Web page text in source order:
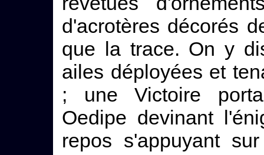
d'acrotères décorés
que la trace. On y
ailes déployées et
; une Victoire
Oedipe devinant
repos s'appuyant